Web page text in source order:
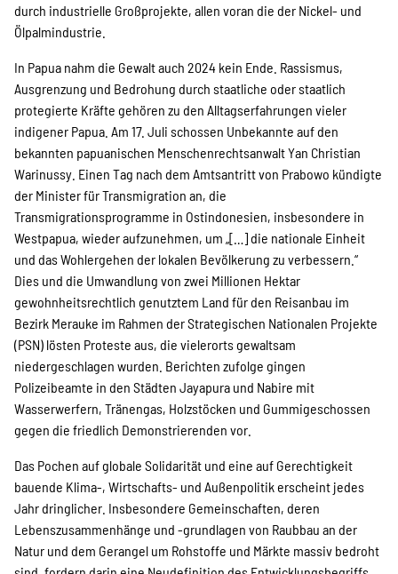
durch industrielle Großprojekte, allen voran die der Nickel- und
Ölpalmindustrie.
In Papua nahm die Gewalt auch 2024 kein Ende. Rassismus,
Ausgrenzung und Bedrohung durch staatliche oder staatlich
protegierte Kräfte gehören zu den Alltagserfahrungen vieler
indigener Papua. Am 17. Juli schossen Unbekannte auf den
bekannten papuanischen Menschenrechtsanwalt Yan Christian
Warinussy. Einen Tag nach dem Amtsantritt von Prabowo kündigte
der Minister für Transmigration an, die
Transmigrationsprogramme in Ostindonesien, insbesondere in
Westpapua, wieder aufzunehmen, um „[…] die nationale Einheit
und das Wohlergehen der lokalen Bevölkerung zu verbessern.“
Dies und die Umwandlung von zwei Millionen Hektar
gewohnheitsrechtlich genutztem Land für den Reisanbau im
Bezirk Merauke im Rahmen der Strategischen Nationalen Projekte
(PSN) lösten Proteste aus, die vielerorts gewaltsam
niedergeschlagen wurden. Berichten zufolge gingen
Polizeibeamte in den Städten Jayapura und Nabire mit
Wasserwerfern, Tränengas, Holzstöcken und Gummigeschossen
gegen die friedlich Demonstrierenden vor.
Das Pochen auf globale Solidarität und eine auf Gerechtigkeit
bauende Klima-, Wirtschafts- und Außenpolitik erscheint jedes
Jahr dringlicher. Insbesondere Gemeinschaften, deren
Lebenszusammenhänge und -grundlagen von Raubbau an der
Natur und dem Gerangel um Rohstoffe und Märkte massiv bedroht